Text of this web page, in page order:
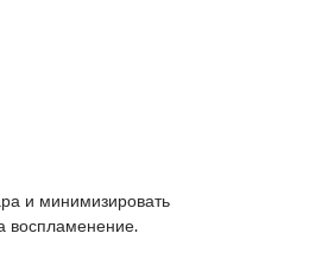
и минимизировать
воспламенение.